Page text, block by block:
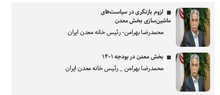
لزوم بازنگری در سیاست‌های
ماشین‌سازی بخش معدن
محمدرضا بهرامن- رئیس خانه معدن ایران
بخش معدن در بودجه ۱۴۰۱
محمدرضا بهرامن _ رئیس خانه معدن ایران